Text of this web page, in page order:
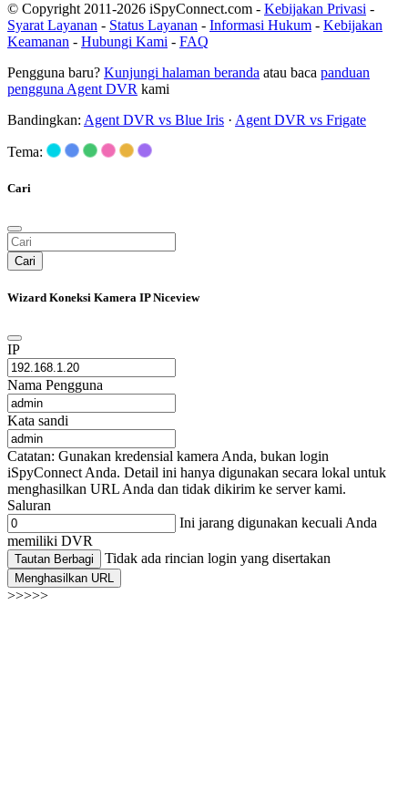
© Copyright 2011-2026 iSpyConnect.com - Kebijakan Privasi -
Syarat Layanan - Status Layanan - Informasi Hukum - Kebijakan
Keamanan - Hubungi Kami - FAQ
Pengguna baru? Kunjungi halaman beranda atau baca panduan
pengguna Agent DVR kami
Bandingkan: Agent DVR vs Blue Iris · Agent DVR vs Frigate
Tema:
Cari
Cari
Wizard Koneksi Kamera IP Niceview
IP
Nama Pengguna
Kata sandi
Catatan: Gunakan kredensial kamera Anda, bukan login
iSpyConnect Anda. Detail ini hanya digunakan secara lokal untuk
menghasilkan URL Anda dan tidak dikirim ke server kami.
Saluran
Ini jarang digunakan kecuali Anda
memiliki DVR
Tautan Berbagi Tidak ada rincian login yang disertakan
Menghasilkan URL
>>>>>